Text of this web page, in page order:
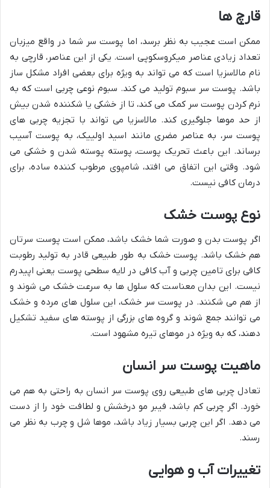
قارچ ها
ممکن است عجیب به نظر برسد، اما پوست سر شما در واقع میزبان
تعداد زیادی عناصر میکروسکوپی است. یکی از این عناصر، قارچی به
نام مالاسزیا است که می تواند به ویژه برای بعضی افراد مشکل ساز
باشد. پوست سر سبوم تولید می کند. سبوم نوعی چربی است که به
نرم کردن پوست سر کمک می کند، تا از خشکی یا شکننده شدن بیش
از حد موها جلوگیری کند. مالاسزیا می تواند با تجزیه چربی های
پوست سر، به عناصر مضری مانند اسید اولییک، به پوست آسیب
برساند. این باعث تحریک پوست، پوسته پوسته شدن و خشکی می
شود. وقتی این اتفاق می افتد، شامپوی مرطوب کننده ساده، برای
درمان کافی نیست.
نوع پوست خشک
اگر پوست بدن و صورت شما خشک باشد، ممکن است پوست سرتان
هم خشک باشد. پوست خشک به طور طبیعی قادر به تولید رطوبت
کافی برای تامین چربی و آب کافی در لایه سطحی پوست یعنی اپیدرم
نیست. این بدان معناست که سلول ها به سرعت خشک می شوند و
از هم می شکنند. در پوست سر خشک، این سلول های مرده و خشک
می توانند جمع شوند و گروه های بزرگی از پوسته های سفید تشکیل
دهند، که به ویژه در موهای تیره مشهود است.
ماهیت پوست سر انسان
تعادل چربی های طبیعی روی پوست سر انسان به راحتی به هم می
خورد. اگر چربی کم باشد، فیبر مو درخشش و لطافت خود را از دست
می دهد. اگر این چربی بسیار زیاد باشد، موها شل و چرب به نظر می
رسند.
تغییرات آب و هوایی